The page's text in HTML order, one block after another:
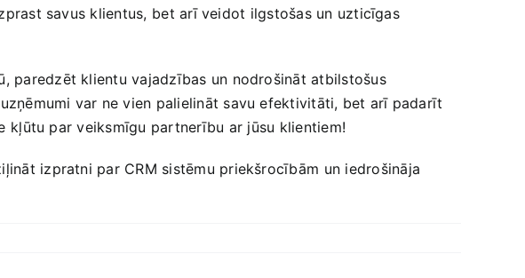
savus klientus, ⁢bet ‌arī ​veidot ilgstošas un uzticīgas
paredzēt klientu vajadzības un nodrošināt atbilstošus
var ne vien palielināt savu efektivitāti, bet arī‌ padarīt
par veiksmīgu‍ partnerību⁤ ar jūsu klientiem!
izpratni par CRM sistēmu priekšrocībām ⁢un iedrošināja